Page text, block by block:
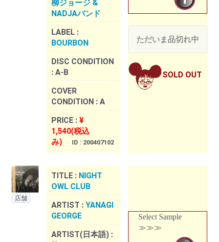
柳ジョージ &
NADJAバンド
LABEL :
BOURBON
DISC CONDITION
: A-B
COVER
CONDITION : A
PRICE : ¥
1,540(税込
み)
ID : 200407102
ただいま品切れ中
SOLD OUT
店舗
TITLE : NIGHT
OWL CLUB
ARTIST : YANAGI
GEORGE
ARTIST(日本語) :
Select Sample
≫≫≫